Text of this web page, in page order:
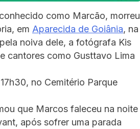
como Marcão, morreu
em Aparecida de Goiânia, na
noiva dele, a fotógrafa Kis
cantores como Gusttavo Lima
no Cemitério Parque
que Marcos faleceu na noite
após sofrer uma parada